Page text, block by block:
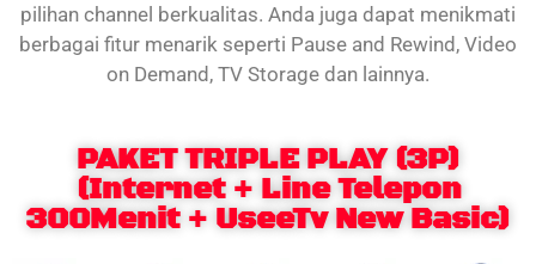
pilihan channel berkualitas. Anda juga dapat menikmati
berbagai fitur menarik seperti Pause and Rewind, Video
on Demand, TV Storage dan lainnya.
PAKET TRIPLE PLAY (3P)
(Internet + Line Telepon
300Menit + UseeTv New Basic)